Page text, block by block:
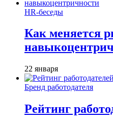
HR-беседы
Как меняется
22 января
Бренд работодателя
Рейтинг